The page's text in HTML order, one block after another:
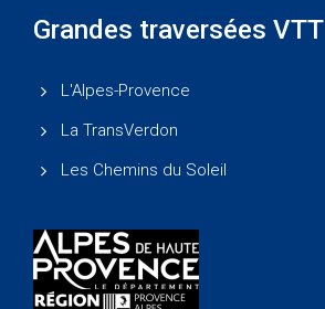
Grandes traversées VTT
L'Alpes-Provence
La TransVerdon
Les Chemins du Soleil